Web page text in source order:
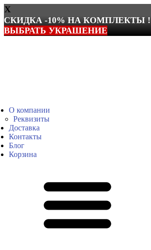
X
СКИДКА -10% НА КОМПЛЕКТЫ !
ВЫБРАТЬ УКРАШЕНИЕ
О компании
Реквизиты
Доставка
Контакты
Блог
Корзина